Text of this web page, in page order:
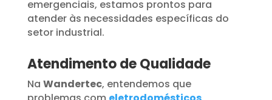
emergenciais, estamos prontos para
atender às necessidades específicas do
setor industrial.
Atendimento de Qualidade
Na Wandertec, entendemos que